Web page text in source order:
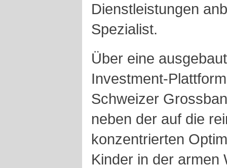
Dienstleistungen
Spezialist.
Über eine
Investment-
Schweizer
neben der auf die
konzentrierten
Kinder in der armen